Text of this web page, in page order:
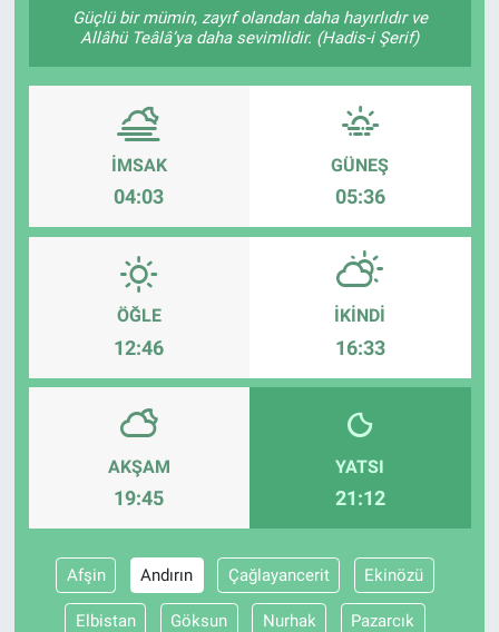
Güçlü bir mümin, zayıf olandan daha hayırlıdır ve
Allâhü Teâlâ’ya daha sevimlidir. (Hadis-i Şerif)
İMSAK
04:03
GÜNEŞ
05:36
ÖĞLE
12:46
İKINDI
16:33
AKŞAM
19:45
YATSI
21:12
Afşin Andırın Çağlayancerit Ekinözü
Elbistan Göksun Nurhak Pazarcık
Sağlıklı Yaşam
Yaşam